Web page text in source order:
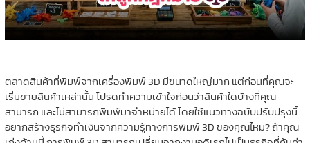
ตลาดสินค้าที่พิมพ์จากเครื่องพิมพ์ 3D มีขนาดใหญ่มาก แต่ก่อนที่คุณจะ
เริ่มขายสินค้าเหล่านั้น โปรดทำความเข้าใจก่อนว่าสินค้าใดบ้างที่คุณ
สามารถ และไม่สามารถพิมพ์มาจำหน่ายได้ โดยใช้แนวทางฉบับปรับปรุงนี้
อยากสร้างธุรกิจทำเงินจากความรู้ทางการพิมพ์ 3D ของคุณไหม? ถ้าคุณ